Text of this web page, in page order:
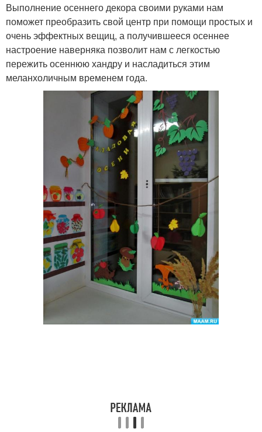
Выполнение осеннего декора своими руками нам
поможет преобразить свой центр при помощи простых и
очень эффектных вещиц, а получившееся осеннее
настроение наверняка позволит нам с легкостью
пережить осеннюю хандру и насладиться этим
меланхоличным временем года.